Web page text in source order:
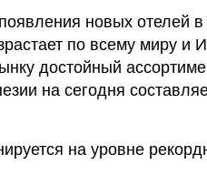
новых отелей
по всему миру и
достойный
на сегодня
на уровне